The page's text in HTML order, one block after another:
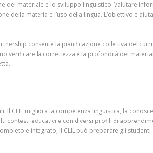
del materiale e lo sviluppo linguistico. Valutare
materia e l’uso della lingua. L’obiettivo è
consente la pianificazione collettiva del
verificare la correttezza e la profondità del
CLIL migliora la competenza linguistica, la
contesti educativi e con diversi profili di
e integrato, il CLIL può preparare gli